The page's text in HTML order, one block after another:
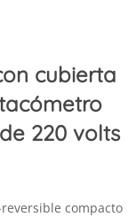
cubierta
220 volts
compacto